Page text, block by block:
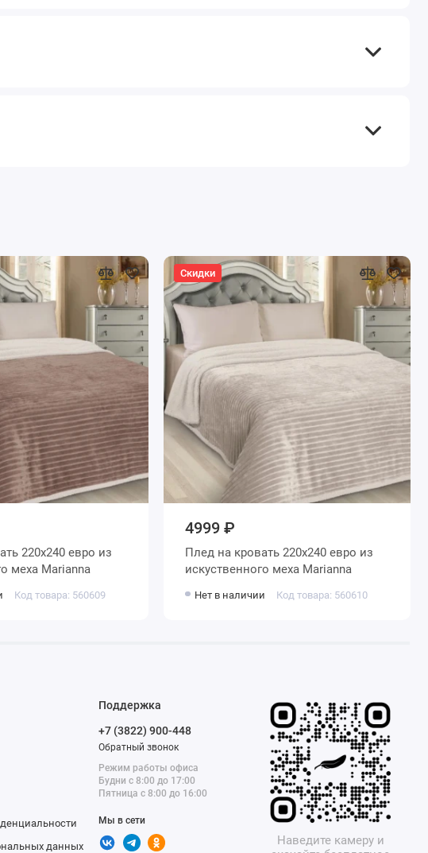
искуственного меха Marianna
Код товара: 560609
Скидки
4999 ₽
Плед на кровать 220х240 евро из
искуственного меха Marianna
Нет в наличии Код товара: 560610
данных
Поддержка
+7 (3822) 900-448
Обратный звонок
Режим работы офиса
Будни с 8:00 до 17:00
Пятница с 8:00 до 16:00
Мы в сети
Наведите камеру и